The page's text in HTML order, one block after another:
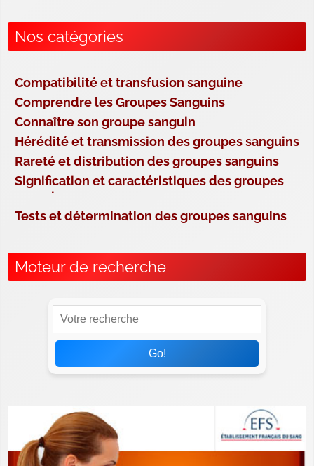
Nos catégories
Compatibilité et transfusion sanguine
Comprendre les Groupes Sanguins
Connaître son groupe sanguin
Hérédité et transmission des groupes sanguins
Rareté et distribution des groupes sanguins
Signification et caractéristiques des groupes
sanguins
Tests et détermination des groupes sanguins
Moteur de recherche
Go!